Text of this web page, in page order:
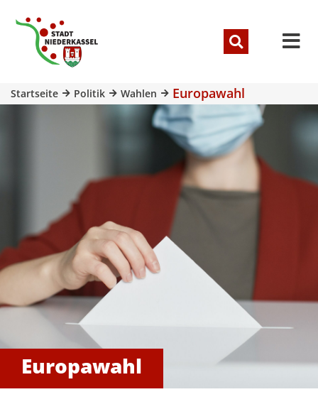
Startseite Politik Wahlen Europawahl
Europawahl